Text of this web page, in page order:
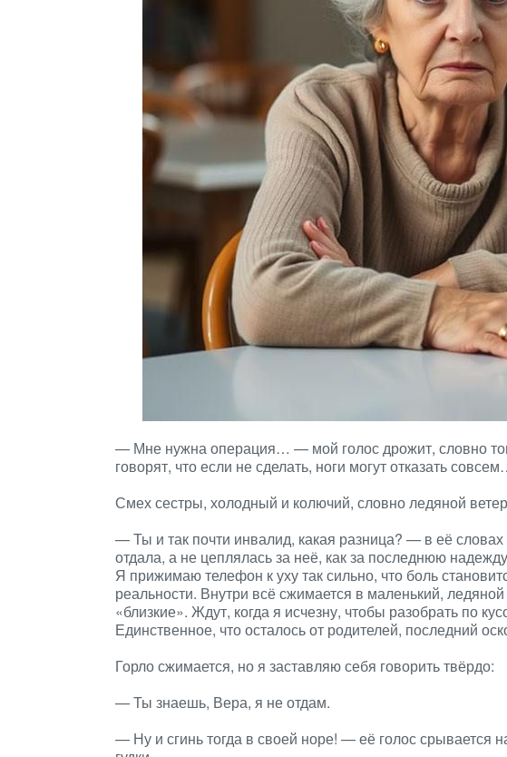
— Мне нужна операция… — мой голос дрожит, словно
говорят, что если не сделать, ноги могут отказать
Смех сестры, холодный и колючий, словно ледяной
— Ты и так почти инвалид, какая разница? — в её
отдала, а не цеплялась за неё, как за последнюю
Я прижимаю телефон к уху так сильно, что боль
реальности. Внутри всё сжимается в маленький,
«близкие». Ждут, когда я исчезну, чтобы разобрать по
Единственное, что осталось от родителей, последний
Горло сжимается, но я заставляю себя говорить твёрдо:
— Ты знаешь, Вера, я не отдам.
— Ну и сгинь тогда в своей норе! — её голос срывается